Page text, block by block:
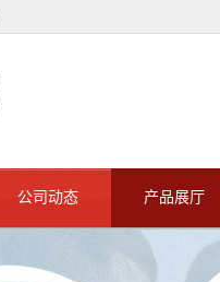
公司动态 产品展厅